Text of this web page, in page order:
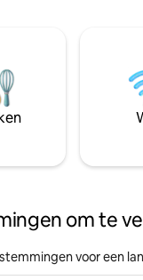
om te
voor een